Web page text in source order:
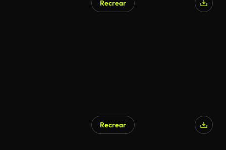
Recrear
Recrear